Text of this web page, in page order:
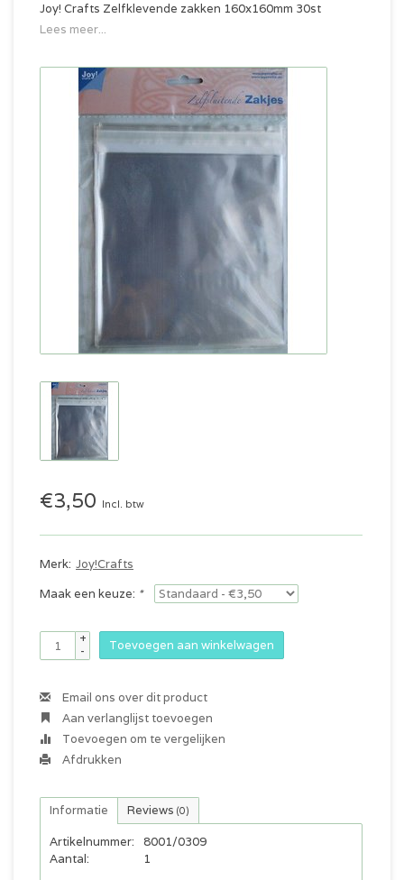
Joy! Crafts Zelfklevende zakken 160x160mm 30st
Lees meer...
€3,50 Incl. btw
Merk: Joy!Crafts
Maak een keuze: *
+
-
Toevoegen aan winkelwagen
Email ons over dit product
Aan verlanglijst toevoegen
Toevoegen om te vergelijken
Afdrukken
Informatie Reviews (0)
Artikelnummer:
8001/0309
Aantal:
1